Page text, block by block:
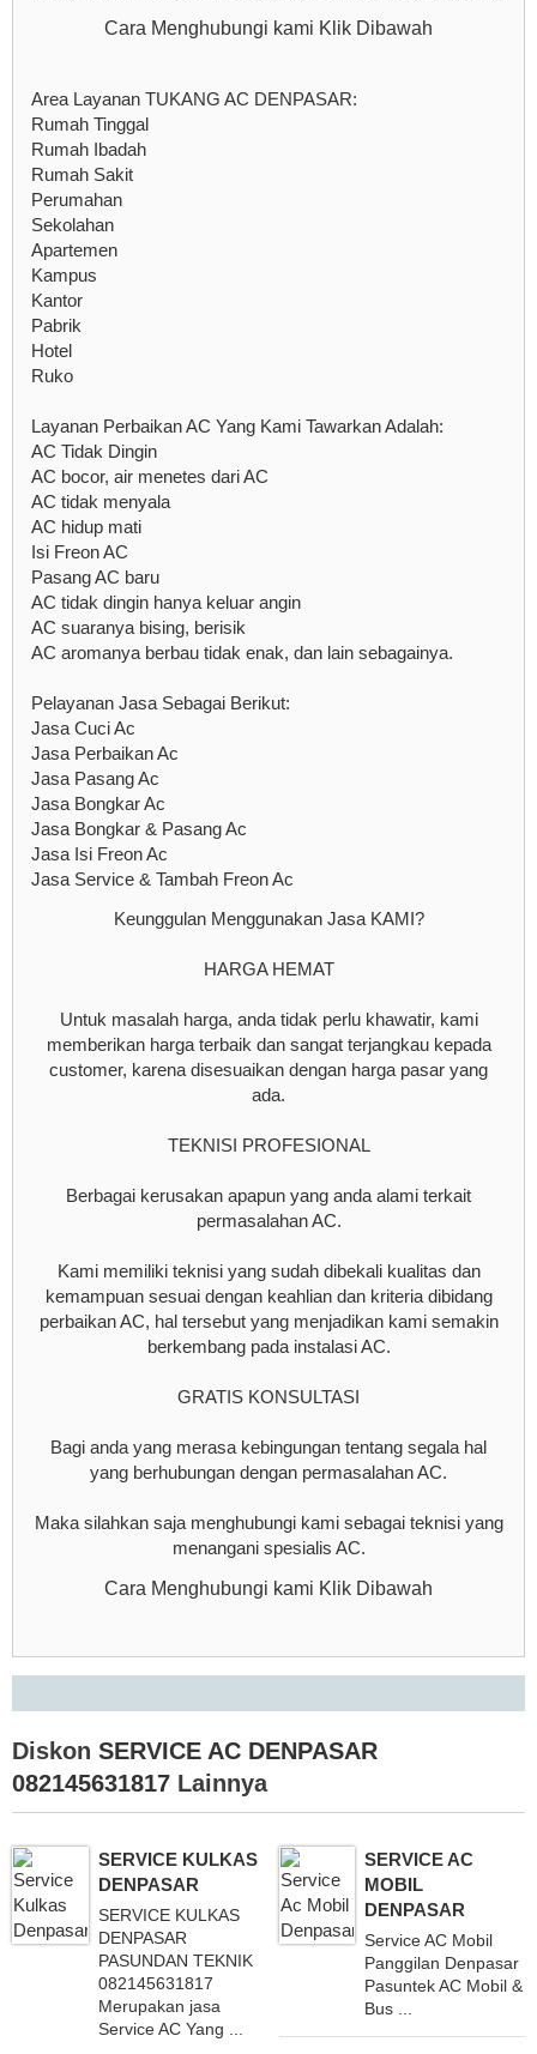
Cara Menghubungi kami Klik Dibawah
Area Layanan TUKANG AC DENPASAR:
Rumah Tinggal
Rumah Ibadah
Rumah Sakit
Perumahan
Sekolahan
Apartemen
Kampus
Kantor
Pabrik
Hotel
Ruko
Layanan Perbaikan AC Yang Kami Tawarkan Adalah:
AC Tidak Dingin
AC bocor, air menetes dari AC
AC tidak menyala
AC hidup mati
Isi Freon AC
Pasang AC baru
AC tidak dingin hanya keluar angin
AC suaranya bising, berisik
AC aromanya berbau tidak enak, dan lain sebagainya.
Pelayanan Jasa Sebagai Berikut:
Jasa Cuci Ac
Jasa Perbaikan Ac
Jasa Pasang Ac
Jasa Bongkar Ac
Jasa Bongkar & Pasang Ac
Jasa Isi Freon Ac
Jasa Service & Tambah Freon Ac
Keunggulan Menggunakan Jasa KAMI?
HARGA HEMAT
Untuk masalah harga, anda tidak perlu khawatir, kami
memberikan harga terbaik dan sangat terjangkau kepada
customer, karena disesuaikan dengan harga pasar yang
ada.
TEKNISI PROFESIONAL
Berbagai kerusakan apapun yang anda alami terkait
permasalahan AC.
Kami memiliki teknisi yang sudah dibekali kualitas dan
kemampuan sesuai dengan keahlian dan kriteria dibidang
perbaikan AC, hal tersebut yang menjadikan kami semakin
berkembang pada instalasi AC.
GRATIS KONSULTASI
Bagi anda yang merasa kebingungan tentang segala hal
yang berhubungan dengan permasalahan AC.
Maka silahkan saja menghubungi kami sebagai teknisi yang
menangani spesialis AC.
Cara Menghubungi kami Klik Dibawah
Diskon SERVICE AC DENPASAR
082145631817 Lainnya
SERVICE KULKAS
DENPASAR
SERVICE KULKAS
DENPASAR
PASUNDAN TEKNIK
082145631817
Merupakan jasa
Service AC Yang ...
SERVICE AC
MOBIL
DENPASAR
Service AC Mobil
Panggilan Denpasar
Pasuntek AC Mobil &
Bus ...